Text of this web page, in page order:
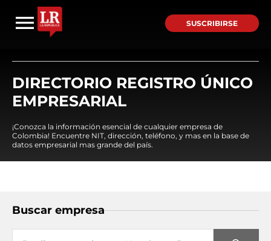
SUSCRIBIRSE
DIRECTORIO REGISTRO ÚNICO
EMPRESARIAL
¡Conozca la información esencial de cualquier empresa de
Colombia! Encuentre NIT, dirección, teléfono, y mas en la base de
datos empresarial mas grande del país.
Buscar empresa